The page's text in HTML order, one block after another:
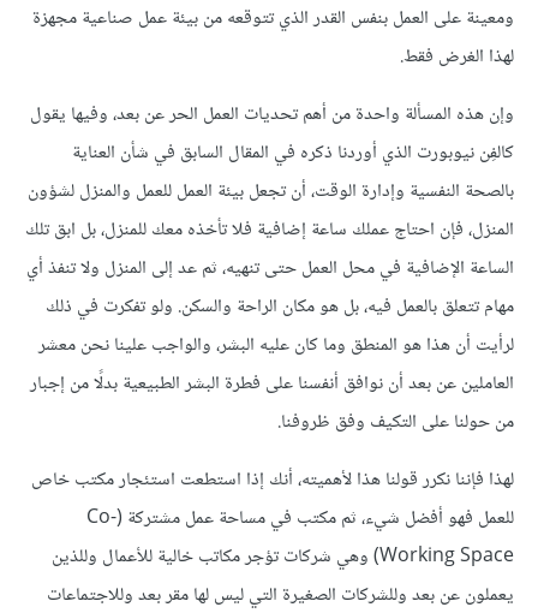
ومعينة على العمل بنفس القدر الذي تتوقعه من بيئة عمل صناعية مجهزة
لهذا الغرض فقط.
وإن هذه المسألة واحدة من أهم تحديات العمل الحر عن بعد، وفيها يقول
كالفِن نيوبورت الذي أوردنا ذكره في المقال السابق في شأن العناية
بالصحة النفسية وإدارة الوقت، أن تجعل بيئة العمل للعمل والمنزل لشؤون
المنزل، فإن احتاج عملك ساعة إضافية فلا تأخذه معك للمنزل، بل ابق تلك
الساعة الإضافية في محل العمل حتى تنهيه، ثم عد إلى المنزل ولا تنفذ أي
مهام تتعلق بالعمل فيه، بل هو مكان الراحة والسكن. ولو تفكرت في ذلك
لرأيت أن هذا هو المنطق وما كان عليه البشر، والواجب علينا نحن معشر
العاملين عن بعد أن نوافق أنفسنا على فطرة البشر الطبيعية بدلًا من إجبار
من حولنا على التكيف وفق ظروفنا.
لهذا فإننا نكرر قولنا هذا لأهميته، أنك إذا استطعت استئجار مكتب خاص
للعمل فهو أفضل شيء، ثم مكتب في مساحة عمل مشتركة (Co-
Working Space) وهي شركات تؤجر مكاتب خالية للأعمال وللذين
يعملون عن بعد وللشركات الصغيرة التي ليس لها مقر بعد وللاجتماعات